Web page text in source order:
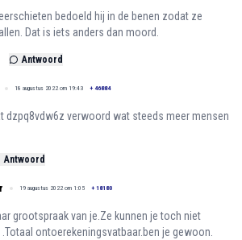
bedoeld hij in de benen zodat ze
Dat is iets anders dan moord.
Antwoord
18 augustus 2022 om 19:43 + 46884
dzpq8vdw6z verwoord wat steeds meer mensen
Antwoord
19 augustus 2022 om 1:05 + 18180
grootspraak van je.Ze kunnen je toch niet
ontoerekeningsvatbaar.ben je gewoon.